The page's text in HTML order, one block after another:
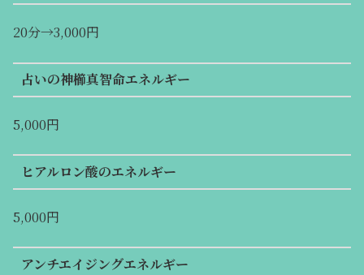
20分→3,000円
占いの神櫛真智命エネルギー
5,000円
ヒアルロン酸のエネルギー
5,000円
アンチエイジングエネルギー